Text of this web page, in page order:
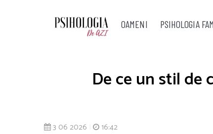
OAMENI PSIHOLOGIA
De ce un stil
3 06 2026 16:42